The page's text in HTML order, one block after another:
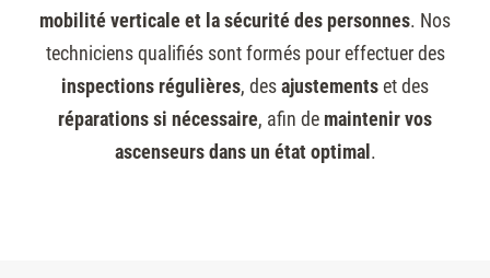
mobilité verticale et la sécurité des personnes. Nos
techniciens qualifiés sont formés pour effectuer des
inspections régulières, desajustementset des
réparations si nécessaire, afin de maintenir vos
ascenseurs dans un état optimal .